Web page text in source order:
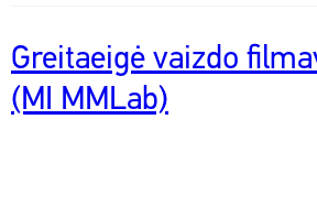
Greitaeigė vaizdo
(MI MMLab)